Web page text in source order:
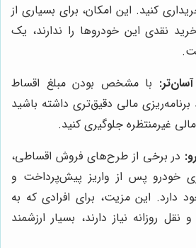
کنید. این امکان، برای بسیاری از
خرید نقدی این خودروها را ندارند، یک
با مشخص بودن مبلغ اقساط
برنامه‌ریزی مالی دقیق‌تری داشته باشید
غیرمنتظره جلوگیری کنید.
در برخی از طرح‌های فروش اقساطی،
خودرو پس از واریز پیش‌پرداخت و
دارد. این مزیت، برای افرادی که به
روزانه نیاز دارند، بسیار ارزشمند